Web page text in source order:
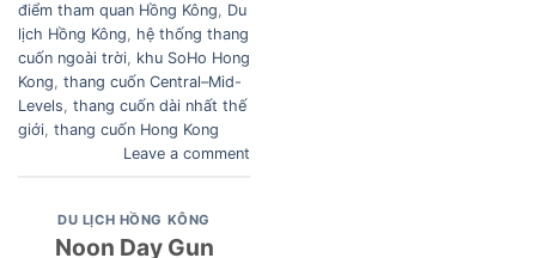
điểm tham quan Hồng Kông, Du
lịch Hồng Kông, hệ thống thang
cuốn ngoài trời, khu SoHo Hong
Kong, thang cuốn Central–Mid-
Levels, thang cuốn dài nhất thế
giới, thang cuốn Hong Kong
Leave a comment
DU LỊCH HỒNG KÔNG
Noon Day Gun